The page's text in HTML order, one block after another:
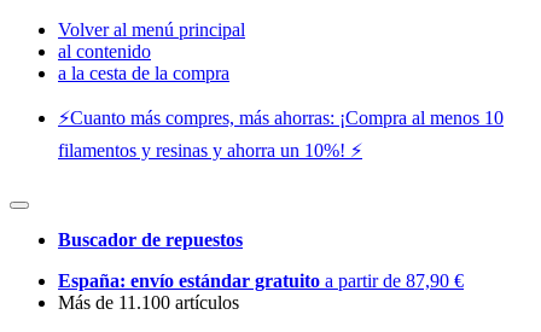
Volver al menú principal
al contenido
a la cesta de la compra
⚡️Cuanto más compres, más ahorras: ¡Compra al menos 10
filamentos y resinas y ahorra un 10%! ⚡️
Buscador de repuestos
España: envío estándar gratuito a partir de 87,90 €
Más de 11.100 artículos